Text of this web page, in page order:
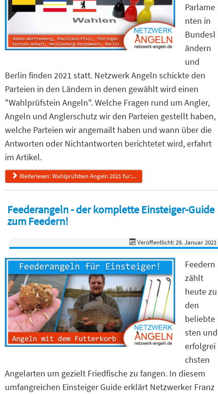
Parlame
nten in
Bundesl
ändern
und
Berlin finden 2021 statt. Netzwerk Angeln schickte den
Parteien in den Ländern in denen gewählt wird einen
"Wahlprüfstein Angeln". Welche Fragen rund um Angler,
Angeln und Anglerschutz wir den Parteien gestellt haben,
welche Parteien wir angemailt haben und wann über die
Antworten oder Nichtantworten berichtetet wird, erfahrt
im Artikel.
Weiterlesen: Wahlprüfstein Angeln 2021 für:...
Feederangeln - der komplette Einsteiger-Guide
zum Feedern!
Veröffentlicht: 29. Januar 2021
Feedern
zählt
heute zu
den
beliebte
sten und
erfolgrei
chsten
Angelarten um gezielt Friedfische zu fangen. In diesem
umfangreichen Einsteiger Guide erklärt Netzwerker Franz